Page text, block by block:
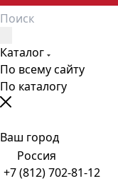
Каталог
По всему сайту
По каталогу
Ваш город
Россия
+7 (812) 702-81-12